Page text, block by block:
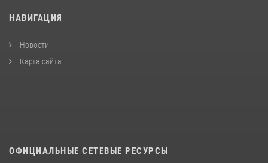
НАВИГАЦИЯ
Новости
Карта сайта
ОФИЦИАЛЬНЫЕ СЕТЕВЫЕ РЕСУРСЫ